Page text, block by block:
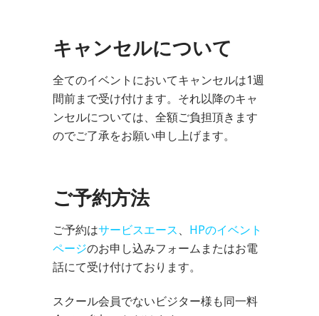
キャンセルについて
全てのイベントにおいてキャンセルは1週
間前まで受け付けます。それ以降のキャ
ンセルについては、全額ご負担頂きます
のでご了承をお願い申し上げます。
ご予約方法
ご予約はサービスエース、 HPのイベント
ページのお申し込みフォームまたはお電
話にて受け付けております。
スクール会員でないビジター様も同一料